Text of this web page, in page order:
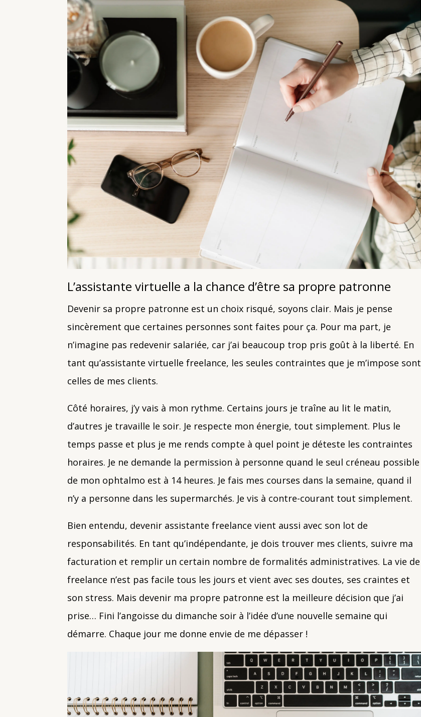
L’assistante virtuelle a la chance d’être sa propre patronne
Devenir sa propre patronne est un choix risqué, soyons clair. Mais je pense
sincèrement que certaines personnes sont faites pour ça. Pour ma part, je
n’imagine pas redevenir salariée, car j’ai beaucoup trop pris goût à la liberté. En
tant qu’assistante virtuelle freelance, les seules contraintes que je m’impose sont
celles de mes clients.
Côté horaires, j’y vais à mon rythme. Certains jours je traîne au lit le matin,
d’autres je travaille le soir. Je respecte mon énergie, tout simplement. Plus le
temps passe et plus je me rends compte à quel point je déteste les contraintes
horaires. Je ne demande la permission à personne quand le seul créneau possible
de mon ophtalmo est à 14 heures. Je fais mes courses dans la semaine, quand il
n’y a personne dans les supermarchés. Je vis à contre-courant tout simplement.
Bien entendu, devenir assistante freelance vient aussi avec son lot de
responsabilités. En tant qu’indépendante, je dois trouver mes clients, suivre ma
facturation et remplir un certain nombre de formalités administratives. La vie de
freelance n’est pas facile tous les jours et vient avec ses doutes, ses craintes et
son stress. Mais devenir ma propre patronne est la meilleure décision que j’ai
prise… Fini l’angoisse du dimanche soir à l’idée d’une nouvelle semaine qui
démarre. Chaque jour me donne envie de me dépasser !